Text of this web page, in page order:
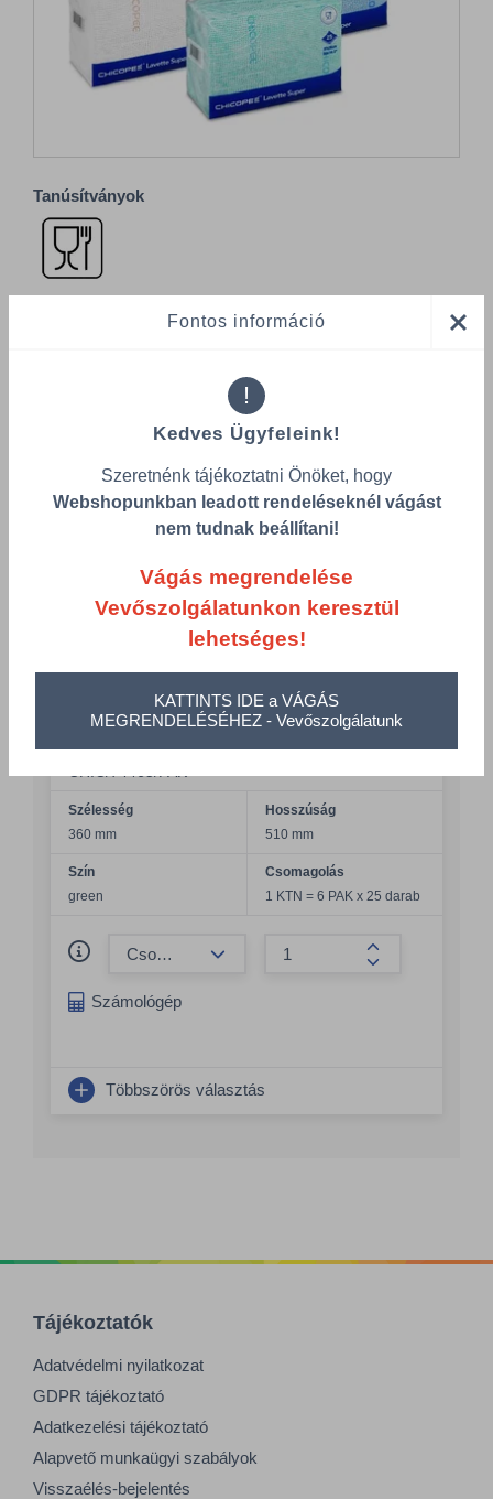
Tanúsítványok
Összes termék (a rendezéshez - SZŰRÉS - kattints a lenti
Termékek oldalanként
product-
grid.filter.title.mobile
Visszaállítás
Hosszúság Szín
Chicopee Lavette Super univerzásil
tisztítókendő zöld - 74465
Szélesség
360 mm
Hosszúság
510 mm
Szín
green
Csomagolás
1 KTN = 6 PAK x 25 darab
Összeg
Számológép
Többszörös választás
Tájékoztatók
Adatvédelmi nyilatkozat
GDPR tájékoztató
Adatkezelési tájékoztató
Alapvető munkaügyi szabályok
Visszaélés-bejelentés
Fontos információ
!
Kedves Ügyfeleink!
Szeretnénk tájékoztatni Önöket, hogy
Webshopunkban leadott rendeléseknél vágást
nem tudnak beállítani!
Vágás megrendelése
Vevőszolgálatunkon keresztül
lehetséges!
KATTINTS IDE a VÁGÁS
MEGRENDELÉSÉHEZ - Vevőszolgálatunk